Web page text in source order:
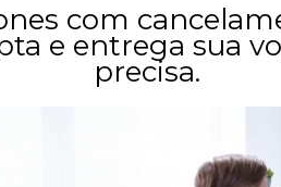
com
e entrega sua
precisa.